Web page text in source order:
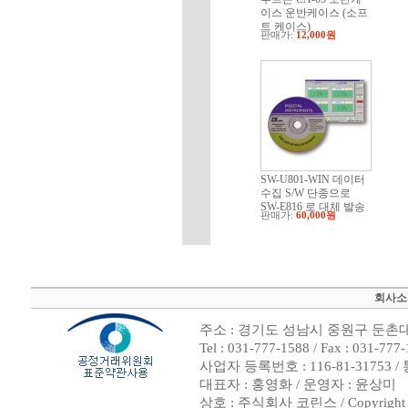
이스 운반케이스 (소프
트 케이스)
판매가: 12,000원
SW-U801-WIN 데이터
수집 S/W 단종으로
SW-E816 로 대체 발송
판매가: 60,000원
회사
주소 : 경기도 성남시 중원구 둔촌
Tel : 031-777-1588 / Fax : 031-
사업자 등록번호 : 116-81-31753 /
대표자 : 홍영화 / 운영자 : 윤상미
상호 : 주식회사 코린스 /